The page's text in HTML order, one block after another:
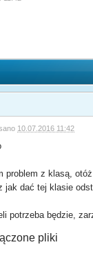
10.07.2016 11:42
problem z klasą,
jak dać tej klasie
potrzeba będzie,
pliki